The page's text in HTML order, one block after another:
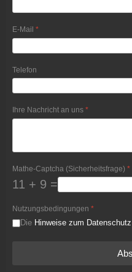
E-Mail *
Telefon
Ihre Nachricht an uns *
Mathe-Captcha (Sicherheitsfrage) *
11 + 9 =
Nutzungsbedingungen *
Die Hinweise zum Datenschutz